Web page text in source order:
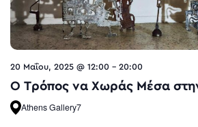
20 Μαΐου, 2025 @ 12:00 - 20:00
O Τρόπος να Χωράς Μέσα
Athens Gallery7